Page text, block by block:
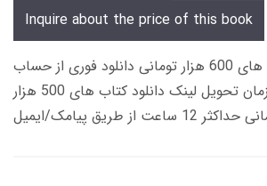
Inquire about the price of this book
زمان تحویل کتاب های 600 هزار تومانی دانلود فوری از حساب
کاربری می باشد، و زمان تحویل لینک دانلود کتاب های 500 هزار
12 ساعت از طریق پیامک/ایمیل